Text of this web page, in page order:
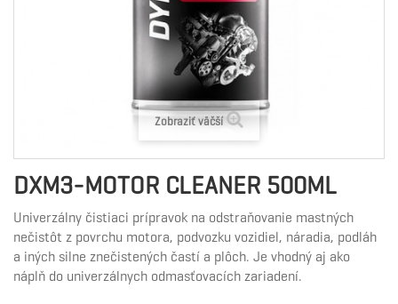
Zobraziť väčší
DXM3-MOTOR CLEANER 500ML
Univerzálny čistiaci prípravok na odstraňovanie mastných
nečistôt z povrchu motora, podvozku vozidiel, náradia, podláh
a iných silne znečistených častí a plôch. Je vhodný aj ako
náplň do univerzálnych odmasťovacích zariadení.